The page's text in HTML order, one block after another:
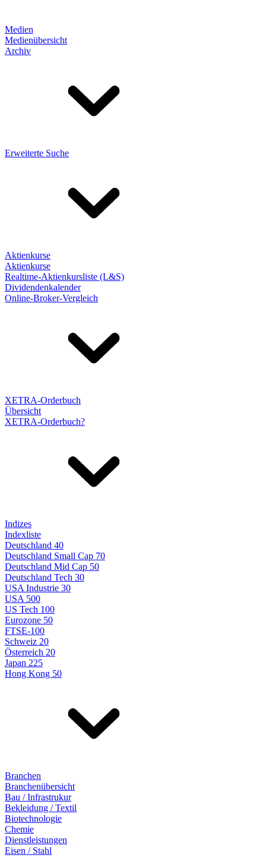
Medien
Medienübersicht
Archiv
Erweiterte Suche
Aktienkurse
Aktienkurse
Realtime-Aktienkursliste (L&S)
Dividendenkalender
Online-Broker-Vergleich
XETRA-Orderbuch
Übersicht
XETRA-Orderbuch?
Indizes
Indexliste
Deutschland 40
Deutschland Small Cap 70
Deutschland Mid Cap 50
Deutschland Tech 30
USA Industrie 30
USA 500
US Tech 100
Eurozone 50
FTSE-100
Schweiz 20
Österreich 20
Japan 225
Hong Kong 50
Branchen
Branchenübersicht
Bau / Infrastrukur
Bekleidung / Textil
Biotechnologie
Chemie
Dienstleistungen
Eisen / Stahl